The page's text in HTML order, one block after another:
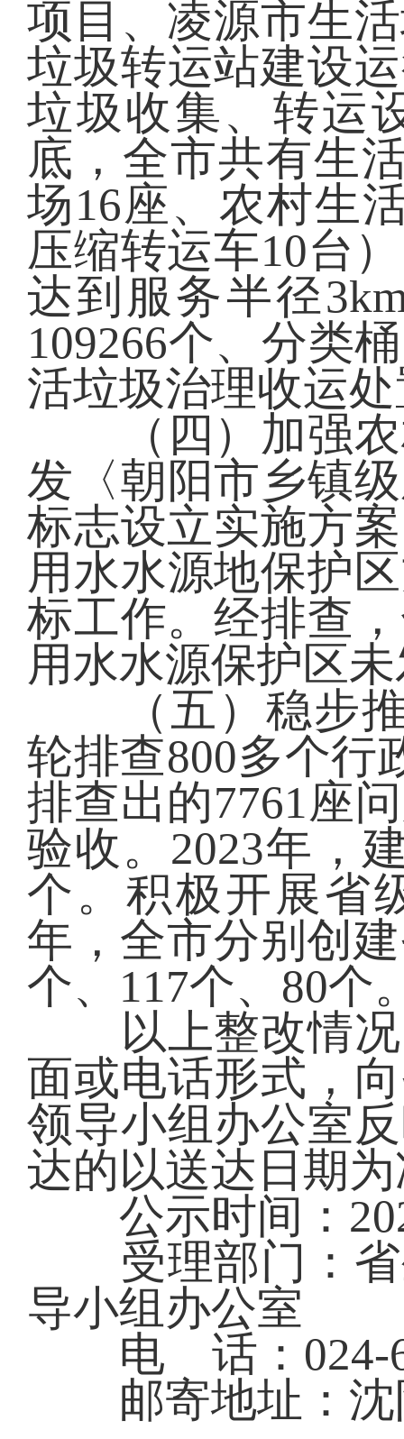
项目、凌源市生
垃圾转运站建设
垃圾收集、转运
底，全市共有生
场16座、农村生
压缩转运车10台
达到服务半径
109266个、分类
活垃圾治理收运
（四）加强农
发〈朝阳市乡镇
标志设立实施方
用水水源地保护
标工作。经排查
用水水源保护区
（五）稳步推
轮排查800多个行
排查出的7761座
验收。2023年，
个。积极开展省
年，全市分别创
个、117个、80个
以上整改情况
面或电话形式，
领导小组办公室
达的以送达日期
公示时间：
受理部门：省
导小组办公室
电 话：024-
邮寄地址：沈